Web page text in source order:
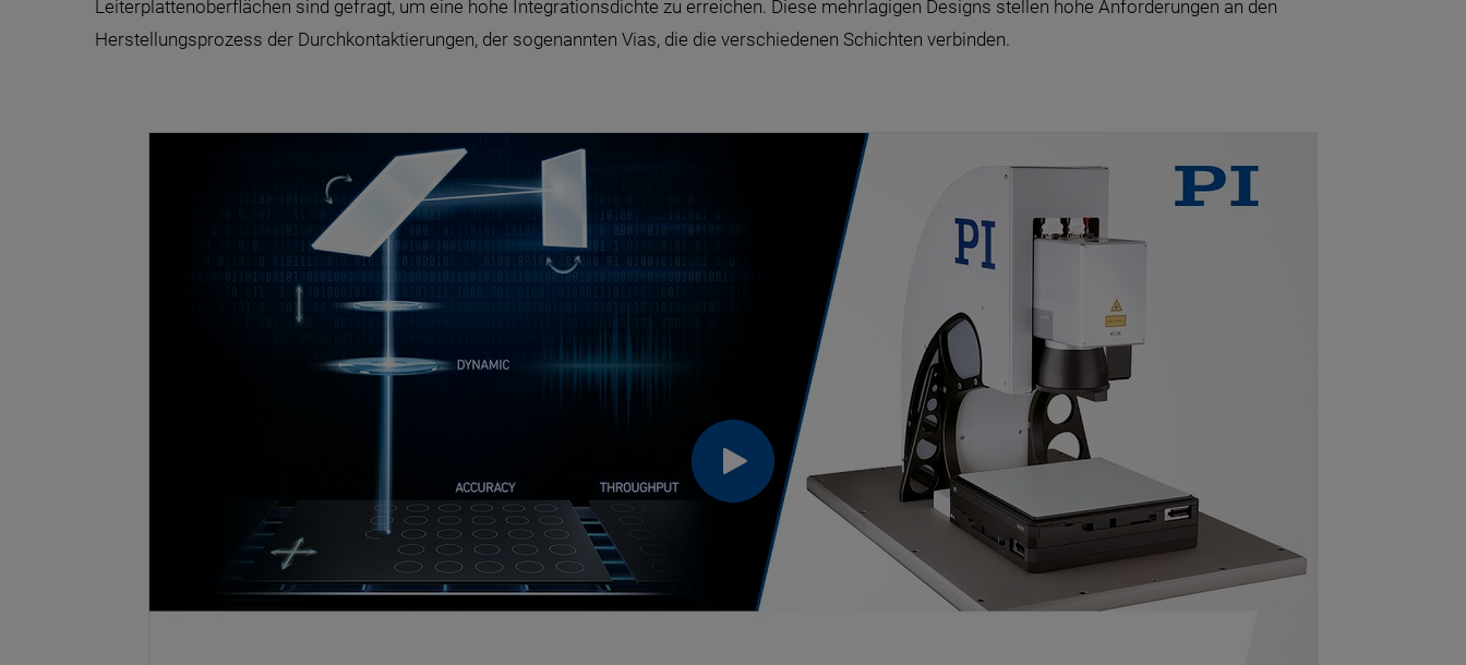
Leiterplattenoberflächen sind gefragt, um eine hohe Integrationsdichte zu erreichen. Diese mehrlagigen Designs stellen hohe Anforderungen an den
Herstellungsprozess der Durchkontaktierungen, der sogenannten Vias, die die verschiedenen Schichten verbinden.